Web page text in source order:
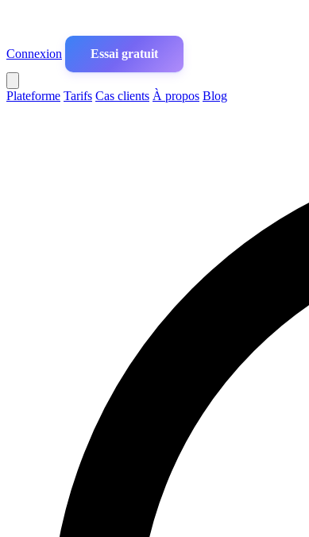
Connexion Essai gratuit
Plateforme Tarifs Cas clients À propos Blog